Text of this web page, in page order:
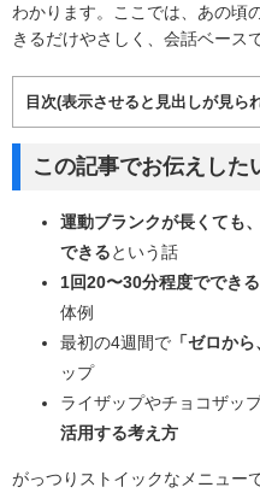
わかります。ここでは、あの頃
きるだけやさしく、会話ベース
目次(表示させると見出しが見ら
この記事でお伝えした
運動ブランクが長くても
できるという話
1回20〜30分程度ででき
体例
最初の4週間で 「ゼロか
ップ
ライザップやチョコザッ
活用する考え方
がっつりストイックなメニュー